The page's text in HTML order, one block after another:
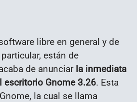
libre en general y de
están de
de anunciar la inmediata
Gnome 3.26. Esta
la cual se llama